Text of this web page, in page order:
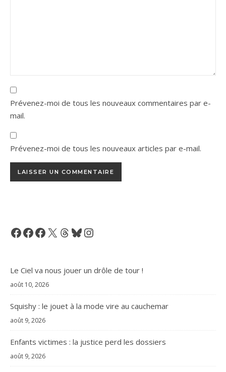
Prévenez-moi de tous les nouveaux commentaires par e-
mail.
Prévenez-moi de tous les nouveaux articles par e-mail.
Facebook
Facebook
Facebook
X Threads
BlueskyInstagram
Le Ciel va nous jouer un drôle de tour !
août 10, 2026
Squishy : le jouet à la mode vire au cauchemar
août 9, 2026
Enfants victimes : la justice perd les dossiers
août 9, 2026